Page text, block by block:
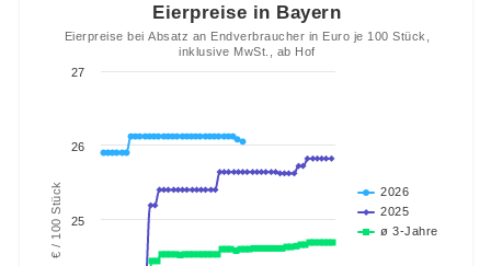
€ / 100 Stück
Eierpreise in Bayern
Eierpreise bei Absatz an Endverbraucher in Euro je 100 Stück,
inklusive MwSt., ab Hof
2026
2025
ø 3-Jahre
25
26
27